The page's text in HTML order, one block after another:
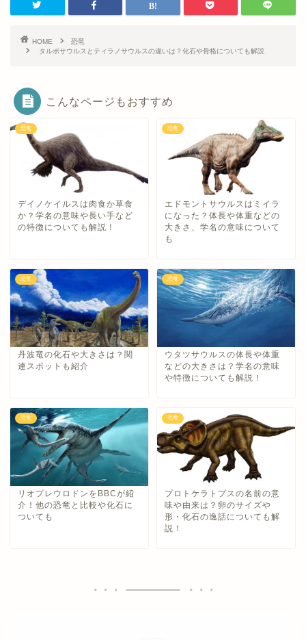
HOME
恐竜
タルボサウルスとティラノサウルスの違いは？化石や骨格についても解説
こんなページもおすすめ
恐竜
デイノケイルスは肉食か草食
か？学名の意味や長い手など
の特徴についても解説！
恐竜
エドモントサウルスはミイラ
になった？体長や体重などの
大きさ、学名の意味について
も
恐竜
丹波竜の化石や大きさは？関
連スポットも紹介
恐竜
ウタツサウルスの体長や体重
などの大きさは？学名の意味
や特徴についても解説！
恐竜
リオプレウロドンをBBCが紹
介！他の恐竜と比較や化石に
ついても
恐竜
プロトケラトプスの名前の意
味や由来は？卵のサイズや
形・化石の逸話についても解
説！